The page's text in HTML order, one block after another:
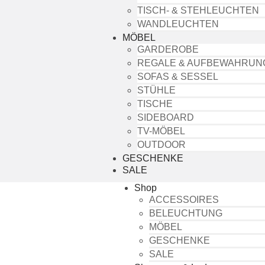
TISCH- & STEHLEUCHTEN
WANDLEUCHTEN
MÖBEL
GARDEROBE
REGALE &
SOFAS & SESSEL
STÜHLE
TISCHE
SIDEBOARD
TV-MÖBEL
OUTDOOR
GESCHENKE
SALE
Shop
ACCESSOIRES
BELEUCHTUNG
MÖBEL
GESCHENKE
SALE